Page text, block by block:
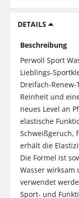
DETAILS
Beschreibung
Perwoll Sport
Lieblings-
Dreifach-
Reinheit und
neues Level an
elastische
Schweißgeruch,
erhält die
Die Formel ist
Wasser wirksam
verwendet
Sport- und